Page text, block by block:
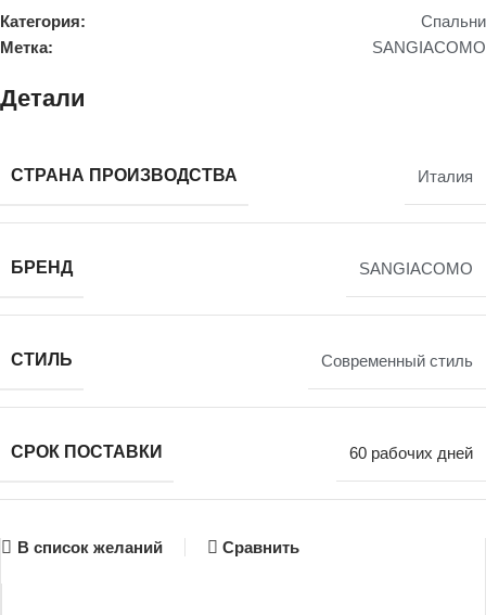
Категория:
Спальни
Метка:
SANGIACOMO
Детали
СТРАНА ПРОИЗВОДСТВА Италия
БРЕНД SANGIACOMO
СТИЛЬ Современный стиль
СРОК ПОСТАВКИ 60 рабочих дней
В список желаний Сравнить